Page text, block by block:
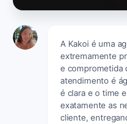
A Kakoi é uma
extremamente
e comprometida
atendimento é
é clara e o time
exatamente as
cliente,